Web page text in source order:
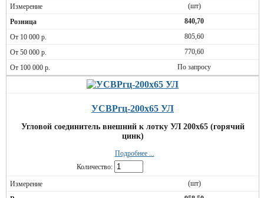
(шт)
840,70
805,60
770,60
По запросу
УСВРгц-200х65 УЛ
Угловой соединитель внешний к лотку УЛ 200х65 (горячий
цинк)
Подробнее ...
Количество:
(шт)